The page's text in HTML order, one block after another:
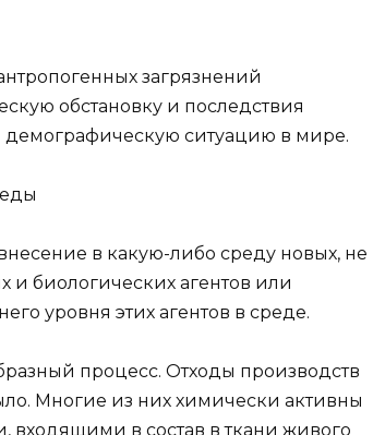
загрязнений
обстановку и последствия
демографическую ситуацию в мире.
в какую-либо среду новых, не
и биологических агентов или
уровня этих агентов в среде.
процесс. Отходы производств
Многие из них химически активны
входящими в состав в ткани живого